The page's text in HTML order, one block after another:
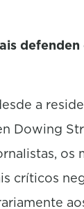
a
Dowing
os
críticos